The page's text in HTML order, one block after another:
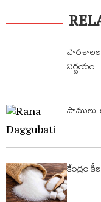
పాఠశాలల
నిర్ణయం
కేంద్రం